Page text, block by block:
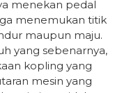
menekan pedal
menemukan titik
maupun maju.
yang sebenarnya,
kopling yang
mesin yang